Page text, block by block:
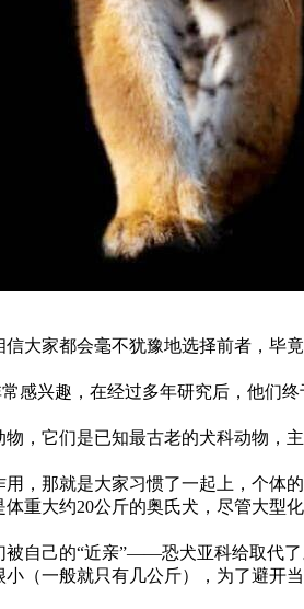
不犹豫地选择前者，毕竟在猫
感兴趣，在经过多年研究后，他
，它们是已知最古老的犬科动物，
，那就是大家习惯了一起上，个体的
重大约20公斤的奥氏犬，尽管大型
自己的“近亲”——恐犬亚科给取代了
（一般就只有几公斤），为了避开